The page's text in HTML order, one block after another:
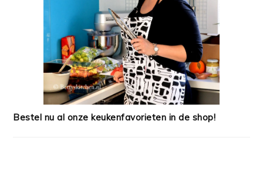
Bestel nu al onze keukenfavorieten in de shop!